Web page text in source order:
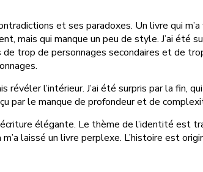
et ses paradoxes. Un livre qui
mais qui manque un peu de style. J’ai été
trop de personnages secondaires et de
l’intérieur. J’ai été surpris par la fin,
par le manque de profondeur et de
élégante. Le thème de l’identité est
laissé un livre perplexe. L’histoire est